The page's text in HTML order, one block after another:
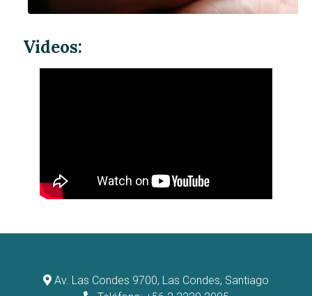
Videos:
Av. Las Condes 9700, Las Condes, Santiago